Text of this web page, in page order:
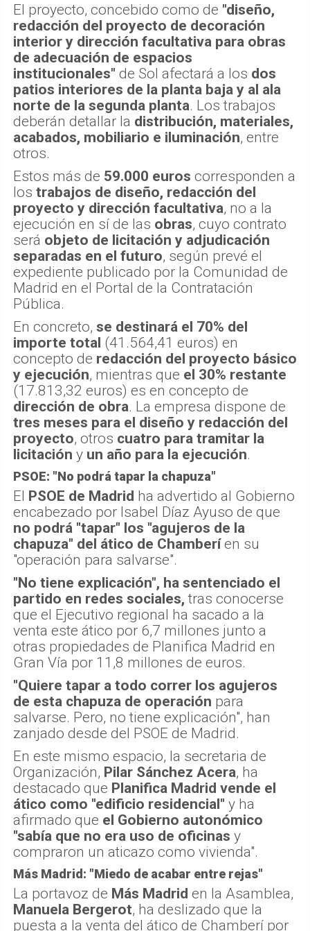
El proyecto, concebido como de "diseño,
redacción del proyecto de decoración
interior y dirección facultativa para obras
de adecuación de espacios
institucionales" de Sol afectará a los dos
patios interiores de la planta baja y al ala
norte de la segunda planta. Los trabajos
deberán detallar la distribución, materiales,
acabados, mobiliario e iluminación, entre
otros.
Estos más de 59.000 euros corresponden a
los trabajos de diseño, redacción del
proyecto y dirección facultativa, no a la
ejecución en sí de las obras, cuyo contrato
será objeto de licitación y adjudicación
separadas en el futuro, según prevé el
expediente publicado por la Comunidad de
Madrid en el Portal de la Contratación
Pública.
En concreto, se destinará el 70% del
importe total (41.564,41 euros) en
concepto de redacción del proyecto básico
y ejecución, mientras que el 30% restante
(17.813,32 euros) es en concepto de
dirección de obra. La empresa dispone de
tres meses para el diseño y redacción del
proyecto, otros cuatro para tramitar la
licitación y un año para la ejecución.
PSOE: "No podrá tapar la chapuza"
El PSOE de Madrid ha advertido al Gobierno
encabezado por Isabel Díaz Ayuso de que
no podrá "tapar" los "agujeros de la
chapuza" del ático de Chamberíen su
"operación para salvarse".
"No tiene explicación", ha sentenciado el
partido en redes sociales, tras conocerse
que el Ejecutivo regional ha sacado a la
venta este ático por 6,7 millones junto a
otras propiedades de Planifica Madrid en
Gran Vía por 11,8 millones de euros.
"Quiere tapar a todo correr los agujeros
de esta chapuza de operación para
salvarse. Pero, no tiene explicación", han
zanjado desde del PSOE de Madrid.
En este mismo espacio, la secretaria de
Organización, Pilar Sánchez Acera, ha
destacado que Planifica Madrid vende el
ático como "edificio residencial" y ha
afirmado que el Gobierno autonómico
"sabía que no era uso de oficinas y
compraron un aticazo como vivienda".
Más Madrid: "Miedo de acabar entre rejas"
La portavoz de Más Madrid en la Asamblea,
Manuela Bergerot, ha deslizado que la
puesta a la venta del ático de Chamberí por